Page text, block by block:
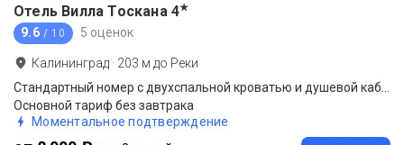
Отель Вилла Тоскана 4★
9.6 / 10 5 оценок
Калининград · 203 м до Реки
Основной тариф без завтрака
Моментальное подтверждение